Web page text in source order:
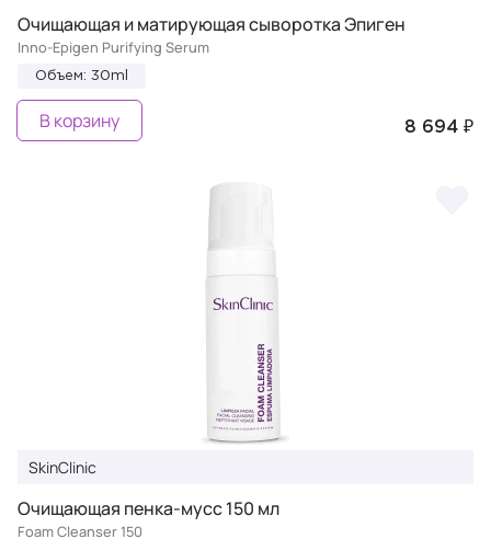
Очищающая и матирующая сыворотка Эпиген
Inno-Epigen Purifying Serum
Объем: 30ml
8 694 ₽
В корзину
SkinClinic
Очищающая пенка-мусс 150 мл
Foam Cleanser 150